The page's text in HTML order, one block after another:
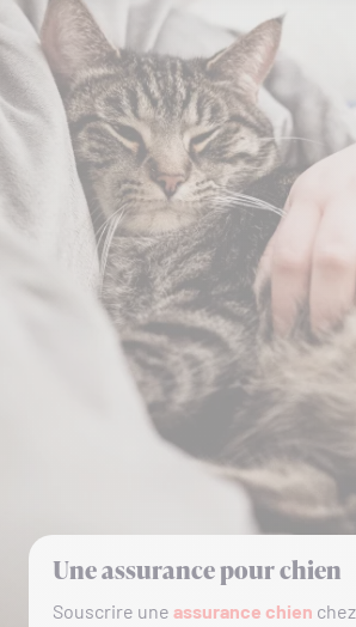
Une assurance pour chien
Souscrire une assurance chien